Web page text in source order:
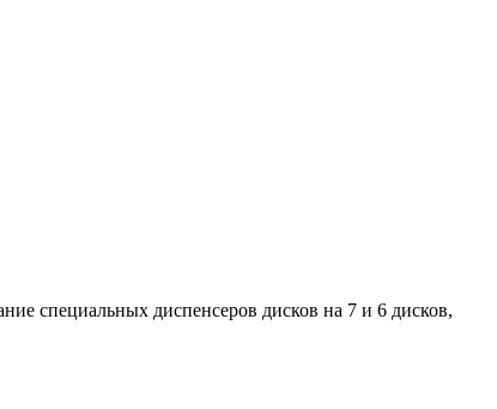
специальных диспенсеров дисков на 7 и 6 дисков,